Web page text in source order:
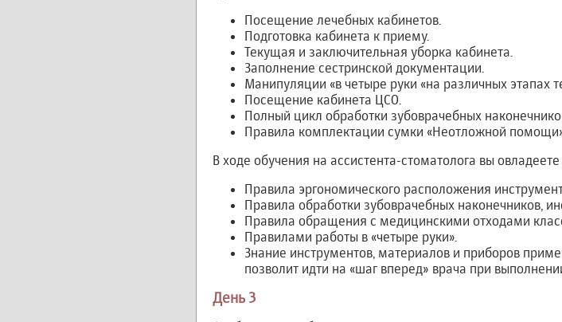
Посещение лечебных кабинетов.
Подготовка кабинета к приему.
Текущая и заключительная уборка кабинета.
Заполнение сестринской документации.
Манипуляции «в четыре руки «на различных этапах
Посещение кабинета ЦСО.
Полный цикл обработки зубоврачебных
Правила комплектации сумки «Неотложной
В ходе обучения на ассистента-стоматолога вы
Правила эргономического расположения
Правила обработки зубоврачебных наконечников,
Правила обращения с медицинскими отходами
Правилами работы в «четыре руки».
Знание инструментов, материалов и приборов
позволит идти на «шаг вперед» врача при
День 3